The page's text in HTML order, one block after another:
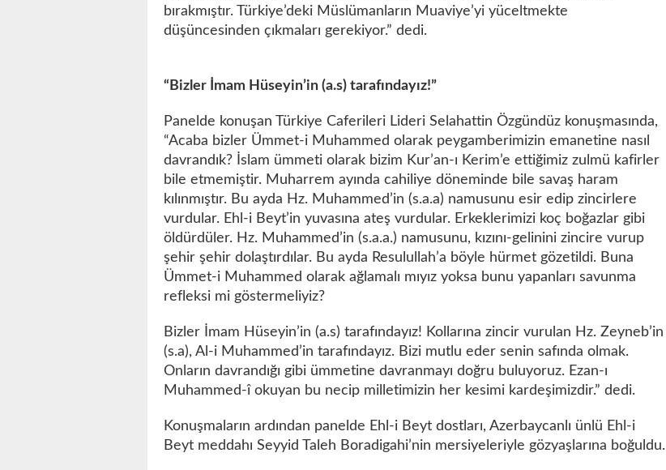
bırakmıştır. Türkiye’deki Müslümanların Muaviye’yi yüceltmekte
düşüncesinden çıkmaları gerekiyor.” dedi.
“Bizler İmam Hüseyin’in (a.s) tarafındayız!”
Panelde konuşan Türkiye Caferileri Lideri Selahattin Özgündüz konuşmasında,
“Acaba bizler Ümmet-i Muhammed olarak peygamberimizin emanetine nasıl
davrandık? İslam ümmeti olarak bizim Kur’an-ı Kerim’e ettiğimiz zulmü kafirler
bile etmemiştir. Muharrem ayında cahiliye döneminde bile savaş haram
kılınmıştır. Bu ayda Hz. Muhammed’in (s.a.a) namusunu esir edip zincirlere
vurdular. Ehl-i Beyt’in yuvasına ateş vurdular. Erkeklerimizi koç boğazlar gibi
öldürdüler. Hz. Muhammed’in (s.a.a.) namusunu, kızını-gelinini zincire vurup
şehir şehir dolaştırdılar. Bu ayda Resulullah’a böyle hürmet gözetildi. Buna
Ümmet-i Muhammed olarak ağlamalı mıyız yoksa bunu yapanları savunma
refleksi mi göstermeliyiz?
Bizler İmam Hüseyin’in (a.s) tarafındayız! Kollarına zincir vurulan Hz. Zeyneb’in
(s.a), Al-i Muhammed’in tarafındayız. Bizi mutlu eder senin safında olmak.
Onların davrandığı gibi ümmetine davranmayı doğru buluyoruz. Ezan-ı
Muhammed-î okuyan bu necip milletimizin her kesimi kardeşimizdir.” dedi.
Konuşmaların ardından panelde Ehl-i Beyt dostları, Azerbaycanlı ünlü Ehl-i
Beyt meddahı Seyyid Taleh Boradigahi’nin mersiyeleriyle gözyaşlarına boğuldu.